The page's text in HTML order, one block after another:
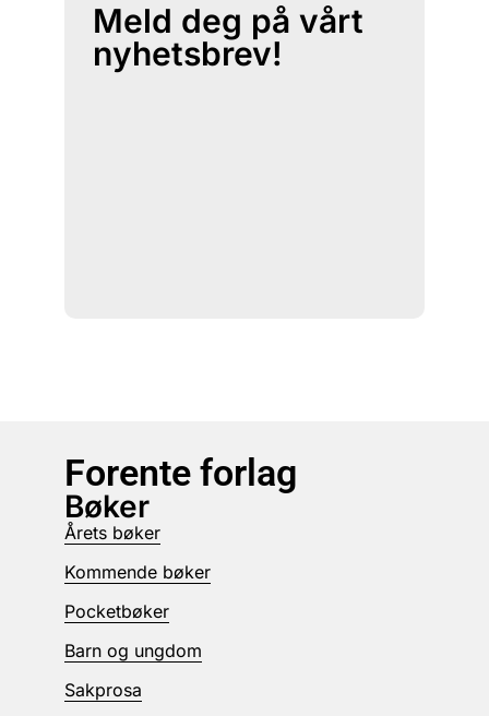
Meld deg på vårt
nyhetsbrev!
Forente forlag
Bøker
Årets bøker
Kommende bøker
Pocketbøker
Barn og ungdom
Sakprosa